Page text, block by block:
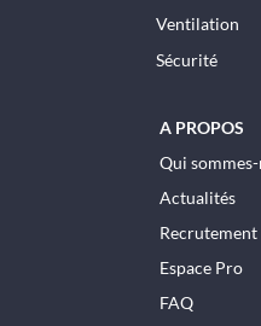
Ventilation
Sécurité
A PROPOS
Qui sommes-
Actualités
Recrutement
Espace Pro
FAQ